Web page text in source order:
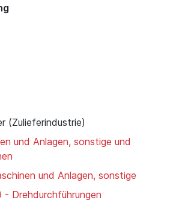
(Zulieferindustrie)
und Anlagen, sonstige und
und Anlagen, sonstige
Drehdurchführungen